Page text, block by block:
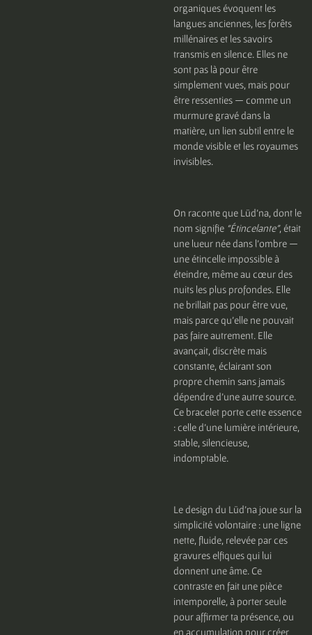
organiques évoquent les
langues anciennes, les forêts
millénaires et les savoirs
transmis en silence. Elles ne
sont pas là pour être
simplement vues, mais pour
être ressenties — comme un
murmure gravé dans la
matière, un lien subtil entre le
monde visible et les royaumes
invisibles.
On raconte que Lüd’na, dont le
nom signifie “Étincelante”, était
une lueur née dans l’ombre —
une étincelle impossible à
éteindre, même au cœur des
nuits les plus profondes. Elle
ne brillait pas pour être vue,
mais parce qu’elle ne pouvait
pas faire autrement. Elle
avançait, discrète mais
constante, éclairant son
propre chemin sans jamais
dépendre d’une autre source.
Ce bracelet porte cette essence
: celle d’une lumière intérieure,
stable, silencieuse,
indomptable.
Le design du Lüd’na joue sur la
simplicité volontaire : une ligne
nette, fluide, relevée par ces
gravures elfiques qui lui
donnent une âme. Ce
contraste en fait une pièce
intemporelle, à porter seule
pour affirmer ta présence, ou
en accumulation pour créer